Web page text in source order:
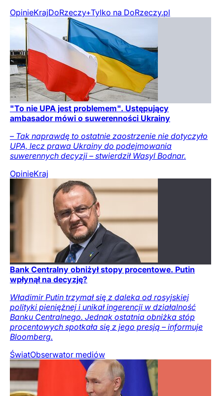
OpinieKrajDoRzeczy+Tylko na DoRzeczy.pl
"To nie UPA jest problemem". Ustępujący
ambasador mówi o suwerenności Ukrainy
– Tak naprawdę to ostatnie zaostrzenie nie dotyczyło
UPA, lecz prawa Ukrainy do podejmowania
suwerennych decyzji – stwierdził Wasyl Bodnar.
OpinieKraj
Bank Centralny obniżył stopy procentowe. Putin
wpłynął na decyzję?
Władimir Putin trzymał się z daleka od rosyjskiej
polityki pieniężnej i unikał ingerencji w działalność
Banku Centralnego. Jednak ostatnia obniżka stóp
procentowych spotkała się z jego presją – informuje
Bloomberg.
ŚwiatObserwator mediów